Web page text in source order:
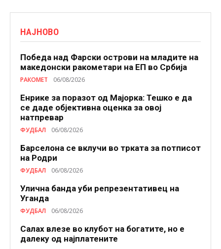
НАЈНОВО
Победа над Фарски острови на младите на
македонски ракометари на ЕП во Србија
РАКОМЕТ 06/08/2026
Енрике за поразот од Мајорка: Тешко е да
се даде објективна оценка за овој
натпревар
ФУДБАЛ 06/08/2026
Барселона се вклучи во трката за потписот
на Родри
ФУДБАЛ 06/08/2026
Улична банда уби репрезентативец на
Уганда
ФУДБАЛ 06/08/2026
Салах влезе во клубот на богатите, но е
далеку од најплатените